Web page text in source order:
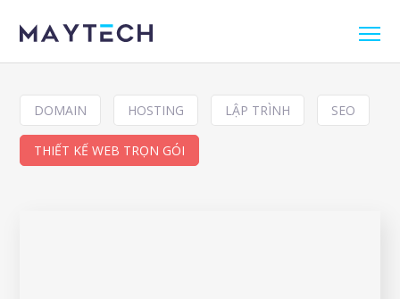
DOMAIN HOSTING LẬP TRÌNH SEO
THIẾT KẾ WEB TRỌN GÓI